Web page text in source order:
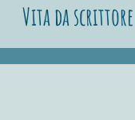
Vita da scrittore